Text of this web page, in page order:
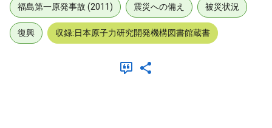
福島第一原発事故 (2011) 震災への備え 被災状況
復興 収録:日本原子力研究開発機構図書館蔵書